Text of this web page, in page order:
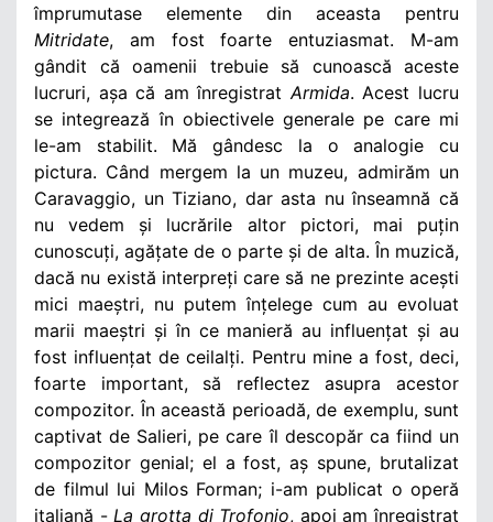
împrumutase elemente din aceasta pentru
Mitridate, am fost foarte entuziasmat. M-am
gândit că oamenii trebuie să cunoască aceste
lucruri, așa că am înregistrat Armida. Acest lucru
se integrează în obiectivele generale pe care mi
le-am stabilit. Mă gândesc la o analogie cu
pictura. Când mergem la un muzeu, admirăm un
Caravaggio, un Tiziano, dar asta nu înseamnă că
nu vedem și lucrările altor pictori, mai puțin
cunoscuți, agățate de o parte și de alta. În muzică,
dacă nu există interpreți care să ne prezinte acești
mici maeștri, nu putem înțelege cum au evoluat
marii maeștri și în ce manieră au influențat și au
fost influențat de ceilalți. Pentru mine a fost, deci,
foarte important, să reflectez asupra acestor
compozitor. În această perioadă, de exemplu, sunt
captivat de Salieri, pe care îl descopăr ca fiind un
compozitor genial; el a fost, aș spune, brutalizat
de filmul lui Milos Forman; i-am publicat o operă
italiană - La grotta di Trofonio, apoi am înregistrat